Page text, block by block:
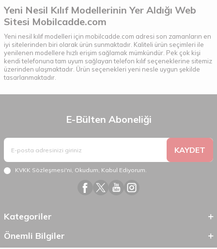
Yeni Nesil Kılıf Modellerinin Yer Aldığı Web
Sitesi Mobilcadde.com
Yeni nesil kılıf modelleri için mobilcadde.com adresi son zamanların en
iyi sitelerinden biri olarak ürün sunmaktadır. Kaliteli ürün seçimleri ile
yenilenen modellere hızlı erişim sağlamak mümkündür. Pek çok kişi
kendi telefonuna tam uyum sağlayan telefon kılıf seçeneklerine sitemiz
üzerinden ulaşmaktadır. Ürün seçenekleri yeni nesle uygun şekilde
tasarlanmaktadır.
E-Bülten Aboneliği
KAYDET
KVKK Sözleşmesi'ni, Okudum, Kabul Ediyorum.
Kategoriler
Önemli Bilgiler